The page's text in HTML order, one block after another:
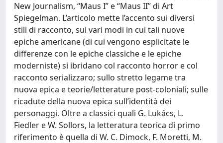
New Journalism, “Maus I” e “Maus II” di Art
Spiegelman. L’articolo mette l’accento sui diversi
stili di racconto, sui vari modi in cui tali nuove
epiche americane (di cui vengono esplicitate le
differenze con le epiche classiche e le epiche
moderniste) si ibridano col racconto horror e col
racconto serializzaro; sullo stretto legame tra
nuova epica e teorie/letterature post-coloniali; sulle
ricadute della nuova epica sull’identità dei
personaggi. Oltre a classici quali G. Lukács, L.
Fiedler e W. Sollors, la letteratura teorica di primo
riferimento è quella di W. C. Dimock, F. Moretti, M.